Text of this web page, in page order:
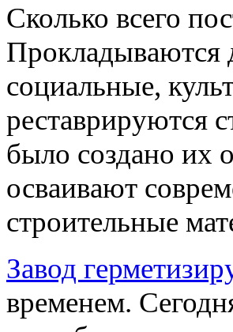
Сколько всего
Прокладываются
социальные,
реставрируются
было создано их
осваивают
строительные
Завод
временем.